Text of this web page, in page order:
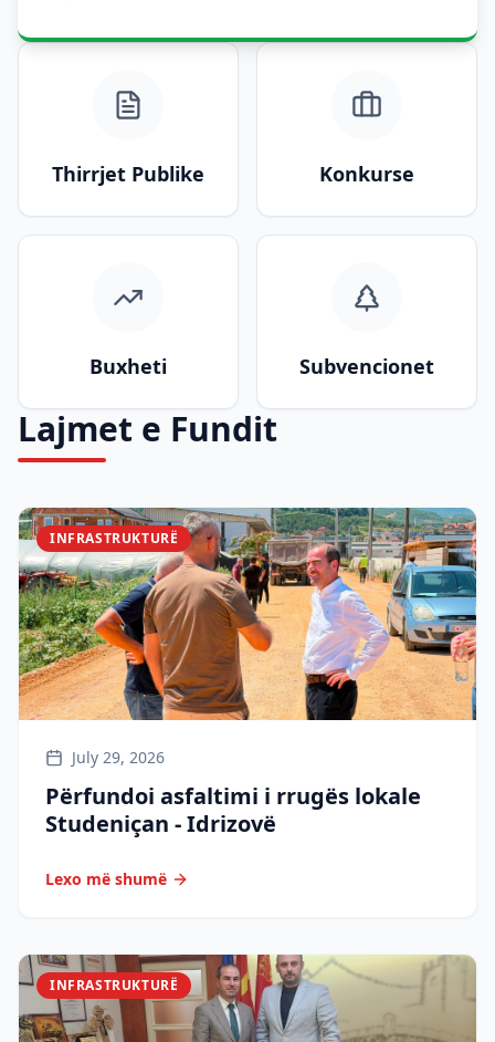
Thirrjet Publike Konkurse
Buxheti Subvencionet
Lajmet e Fundit
INFRASTRUKTURË
July 29, 2026
Përfundoi asfaltimi i rrugës lokale
Studeniçan - Idrizovë
Lexo më shumë
INFRASTRUKTURË